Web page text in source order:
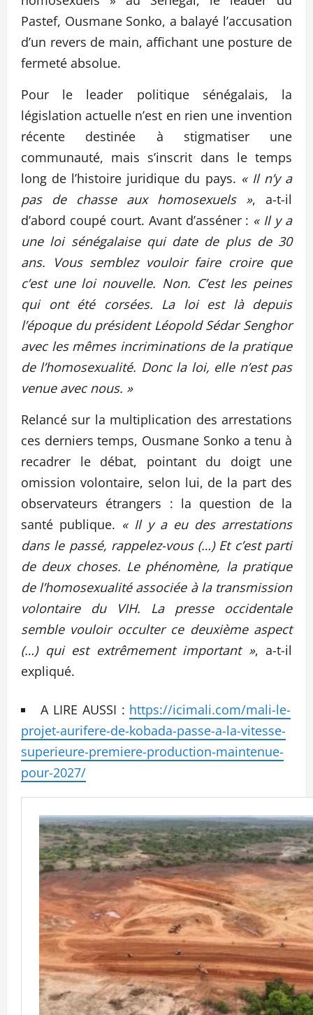
Pastef, Ousmane Sonko, a balayé l’accusation
d’un revers de main, affichant une posture de
fermeté absolue.
Pour le leader politique sénégalais, la
législation actuelle n’est en rien une invention
récente destinée à stigmatiser une
communauté, mais s’inscrit dans le temps
long de l’histoire juridique du pays. « Il n’y a
pas de chasse aux homosexuels », a-t-il
d’abord coupé court. Avant d’asséner : « Il y a
une loi sénégalaise qui date de plus de 30
ans. Vous semblez vouloir faire croire que
c’est une loi nouvelle. Non. C’est les peines
qui ont été corsées. La loi est là depuis
l’époque du président Léopold Sédar Senghor
avec les mêmes incriminations de la pratique
de l’homosexualité. Donc la loi, elle n’est pas
venue avec nous. »
Relancé sur la multiplication des arrestations
ces derniers temps, Ousmane Sonko a tenu à
recadrer le débat, pointant du doigt une
omission volontaire, selon lui, de la part des
observateurs étrangers : la question de la
santé publique. « Il y a eu des arrestations
dans le passé, rappelez-vous (…) Et c’est parti
de deux choses. Le phénomène, la pratique
de l’homosexualité associée à la transmission
volontaire du VIH. La presse occidentale
semble vouloir occulter ce deuxième aspect
(…) qui est extrêmement important », a-t-il
expliqué.
A LIRE AUSSI : https://icimali.com/mali-le-
projet-aurifere-de-kobada-passe-a-la-vitesse-
superieure-premiere-production-maintenue-
pour-2027/